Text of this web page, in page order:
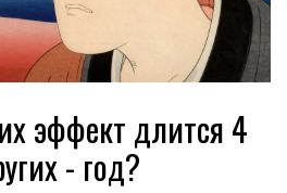
эффект длится 4
- год?